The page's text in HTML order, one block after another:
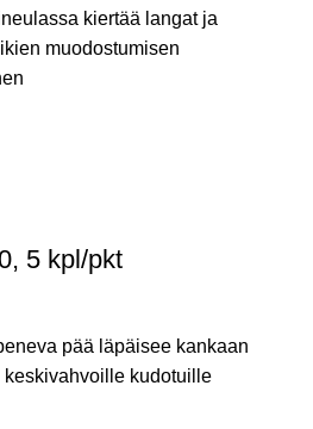
kiertää langat ja
muodostumisen
5 kpl/pkt
pää läpäisee kankaan
kudotuille